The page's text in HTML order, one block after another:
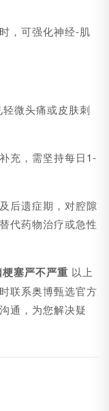
，可强化神经-肌
微头痛或皮肤刺
充，需坚持每日1-
后遗症期，对腔隙
代药物治疗或急性
梗塞严不严重 以上
联系奥博甄选官方
通，为您解决疑